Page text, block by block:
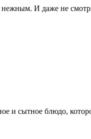
нежным. И даже не
и сытное блюдо,